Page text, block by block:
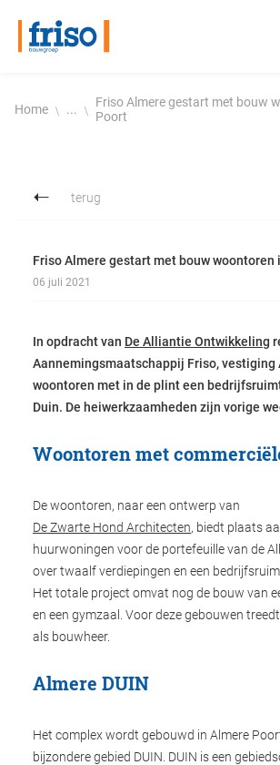
Woningbouw
Beton- en waterbouw
Onderhoud en verbouw
De betrokken bouwer
Duurzaamheid
Werken bij Friso
Home
Friso Almere gestart met bouw
Poort
...
terug
Friso Almere gestart met bouw woontoren
06 juli 2021
In opdracht van De Alliantie Ontwikkeling
Aannemingsmaatschappij Friso, vestiging
woontoren met in de plint een
Duin. De heiwerkzaamheden zijn vorige
Woontoren met
De woontoren, naar een ontwerp van
De Zwarte Hond Architecten, biedt plaats
huurwoningen voor de portefeuille van de
over twaalf verdiepingen en een
Het totale project omvat nog de bouw van
en een gymzaal. Voor deze gebouwen
als bouwheer.
Almere DUIN
Het complex wordt gebouwd in Almere
bijzondere gebied DUIN. DUIN is een